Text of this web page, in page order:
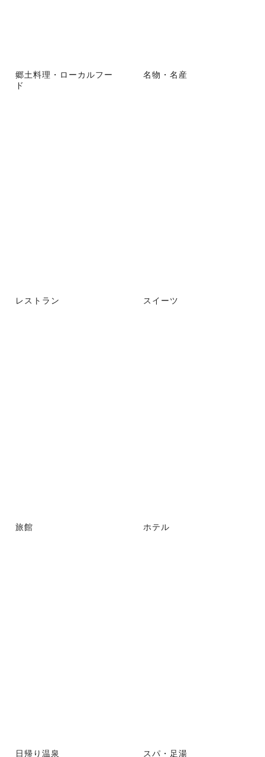
郷土料理・ローカルフー
ド
名物・名産
レストラン スイーツ
旅館 ホテル
日帰り温泉 スパ・足湯